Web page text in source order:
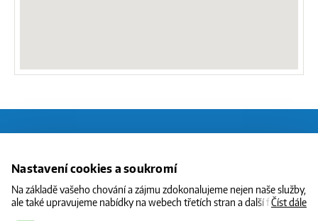
Nastavení cookies a soukromí
Na základě vašeho chování a zájmu zdokonalujeme nejen naše služby,
ale také upravujeme nabídky na webech třetích stran a další formy
Číst dále
CENY